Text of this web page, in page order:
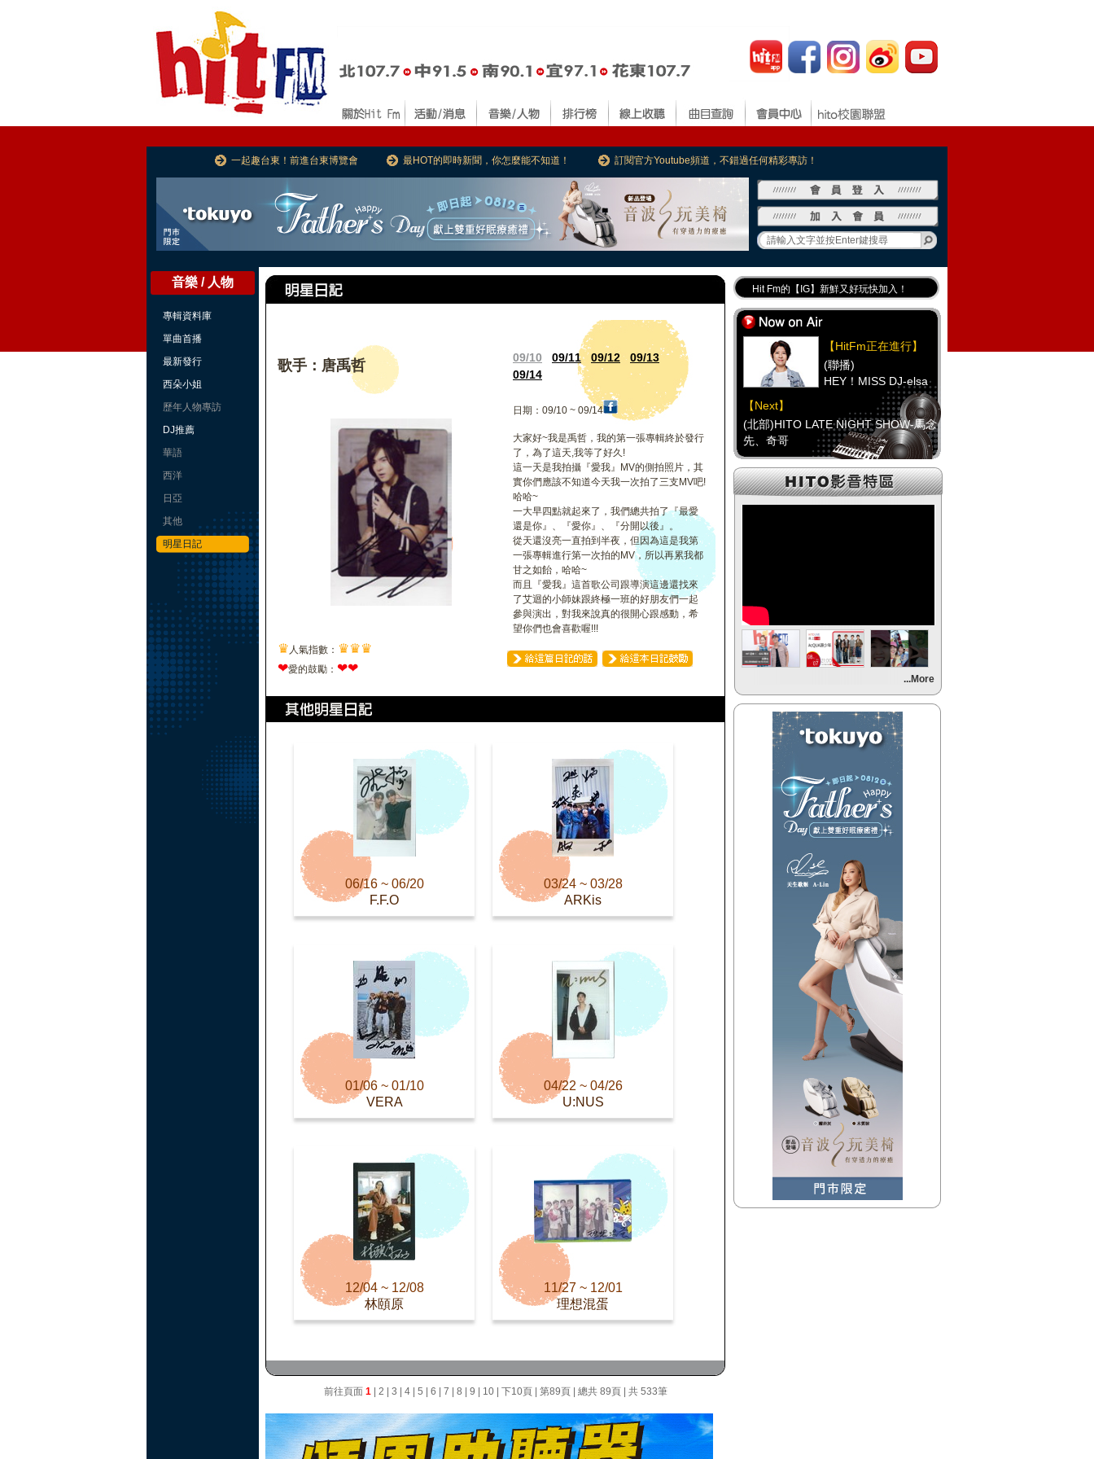
一起趣台東！前進台東博覽會 最HOT的即時新聞，你怎麼能不知道！ 訂閱官方Youtube頻道，不錯過任何精彩專訪！
音樂 / 人物
專輯資料庫
單曲首播
最新發行
西朵小姐
歷年人物專訪
DJ推薦
華語
西洋
日亞
其他
明星日記
歌手：唐禹哲 09/10 09/11 09/12
09/13
09/14
日期：09/10 ~ 09/14
大家好~我是禹哲，我的第一張專輯終於發行
了，為了這天,我等了好久!
這一天是我拍攝『愛我』MV的側拍照片，其
實你們應該不知道今天我一次拍了三支MV吧!
哈哈~
一大早四點就起來了，我們總共拍了『最愛
還是你』、『愛你』、『分開以後』。
從天還沒亮一直拍到半夜，但因為這是我第
一張專輯進行第一次拍的MV，所以再累我都
甘之如飴，哈哈~
而且『愛我』這首歌公司跟導演這邊還找來
了艾迴的小師妹跟終極一班的好朋友們一起
參與演出，對我來說真的很開心跟感動，希
望你們也會喜歡喔!!!
♛ 人氣指數： ♛♛♛
❤愛的鼓勵： ❤❤
06/16 ~ 06/20
F.F.O
03/24 ~ 03/28
ARKis
01/06 ~ 01/10
VERA
04/22 ~ 04/26
U:NUS
12/04 ~ 12/08
林頤原
11/27 ~ 12/01
理想混蛋
前往頁面 1| 2 3 4| 5 6 7 8 9 10| 下10頁| 第89頁| 總共 89頁 | 共 533筆
Hit Fm的【IG】新鮮又好玩快加入！
Hit Fm【FB臉書粉絲團】等你加入！
最專業《DJ推薦》好音樂千萬別錯過！
好康報報 最新優惠訊息都在這！
【HitFm正在進行】
(聯播)
HEY！MISS DJ-elsa
【Next】
(北部)HITO LATE NIGHT SHOW-馬念
先、奇哥
【HitFm正在進行】
(聯播)
(聯播)
HEY！MISS DJ-elsa
【Next】
【HitFm正在進行】
HEY！MISS DJ-elsa
【Next】
(宜蘭)音樂不夜城
【HitFm正在進行】
(聯播)
HEY！MISS DJ-elsa
(花東)東台灣夜未眠
...More